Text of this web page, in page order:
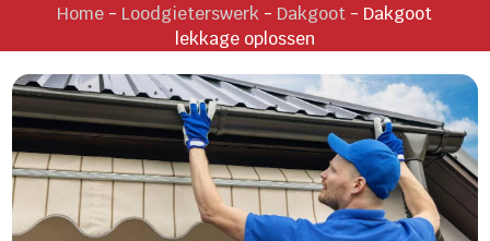
Home - Loodgieterswerk - Dakgoot - Dakgoot
lekkage oplossen